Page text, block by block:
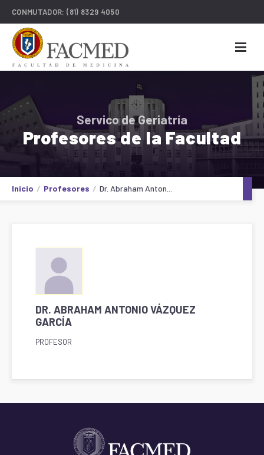
CONMUTADOR:(81) 8329 4050
Servico de Geriatría
Profesores de la Facultad
Inicio Profesores Dr. Abraham Anton...
DR. ABRAHAM ANTONIO VÁZQUEZ
GARCÍA
PROFESOR